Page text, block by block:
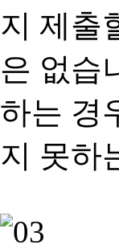
지 제출
은 없습
하는 경
지 못하